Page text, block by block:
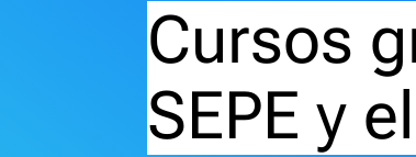
Cursos
SEPE y